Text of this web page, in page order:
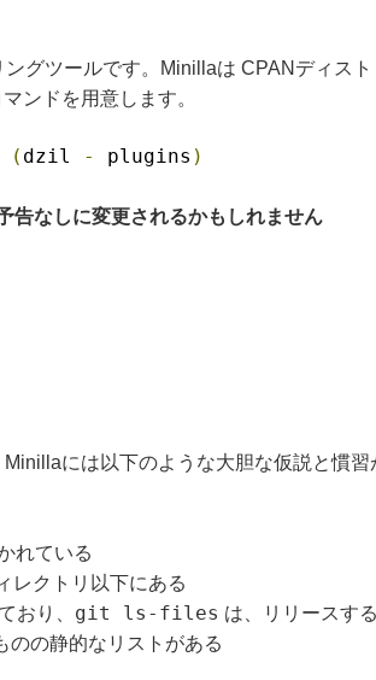
グツールです。Minillaは CPANディス
マンドを用意します。
( dzil - plugins )
告なしに変更されるかもしれません
には以下のような大胆な仮説と慣
れている
レクトリ以下にある
おり、 git ls-files は、リリースす
のの静的なリストがある